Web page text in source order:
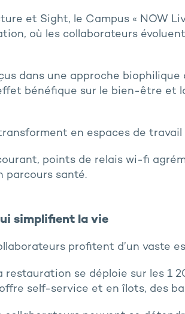
et Sight, le Campus « NOW
où les collaborateurs
dans une approche biophilique
bénéfique sur le bien-être et
en espaces de travail
points de relais wi-fi
parcours santé.
simplifient la vie
profitent d’un vaste
se déploie sur les 1
self-service et en îlots, des